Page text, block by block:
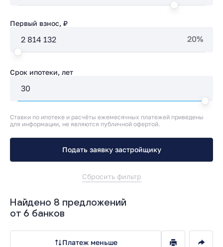
Первый взнос, ₽
20%
Срок ипотеки, лет
Ставки по ипотеке и расчёты ежемесячных платежей приведены
для информации, не являются публичной офертой.
Подать заявку застройщику
Сбросить фильтр
Найдено 8 предложений
от 6 банков
Платеж меньше